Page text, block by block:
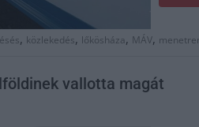
, közlekedés, lőkösháza, MÁV,
vallotta magát